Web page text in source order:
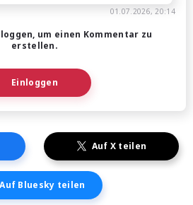
01.07.2026, 20:14
um einen Kommentar zu
erstellen.
Einloggen
Auf X teilen
Auf Bluesky teilen